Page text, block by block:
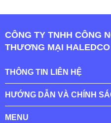
CÔNG TY TNHH CÔNG
THƯƠNG MẠI HALEDCO
THÔNG TIN LIÊN HỆ
HƯỚNG DẪN VÀ CHÍNH
MENU